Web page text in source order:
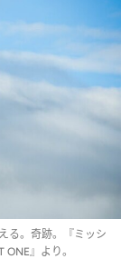
る。奇跡。『ミッシ
』より。